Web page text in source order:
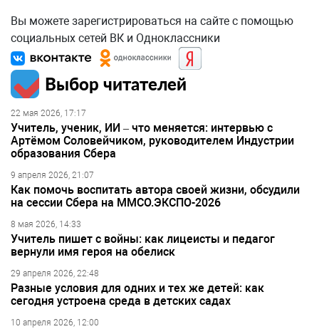
Вы можете зарегистрироваться на сайте с помощью
социальных сетей ВК и Одноклассники
Выбор читателей
22 мая 2026, 17:17
Учитель, ученик, ИИ – что меняется: интервью с
Артёмом Соловейчиком, руководителем Индустрии
образования Сбера
9 апреля 2026, 21:07
Как помочь воспитать автора своей жизни, обсудили
на сессии Сбера на ММСО.ЭКСПО-2026
8 мая 2026, 14:33
Учитель пишет с войны: как лицеисты и педагог
вернули имя героя на обелиск
29 апреля 2026, 22:48
Разные условия для одних и тех же детей: как
сегодня устроена среда в детских садах
10 апреля 2026, 12:00